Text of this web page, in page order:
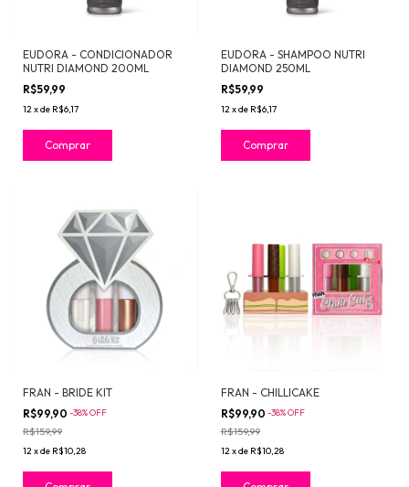
EUDORA - CONDICIONADOR
NUTRI DIAMOND 200ML
R$59,99
12xde R$6,17
EUDORA - SHAMPOO NUTRI
DIAMOND 250ML
R$59,99
12xde R$6,17
FRAN - BRIDE KIT
R$99,90 -38%OFF
R$159,99
12xde R$10,28
FRAN - CHILLICAKE
R$99,90 -38%OFF
R$159,99
12xde R$10,28